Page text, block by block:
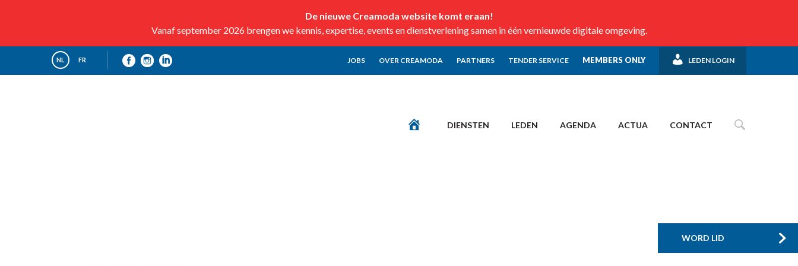
De nieuwe Creamoda website komt eraan!
Vanaf september 2026 brengen we kennis, expertise, events en dienstverlening samen in één vernieuwde digitale omgeving.
NL FR JOBS OVER CREAMODA PARTNERS TENDER SERVICE MEMBERS ONLY LEDEN LOGIN
DIENSTEN LEDEN AGENDA ACTUA CONTACT
WORD LID